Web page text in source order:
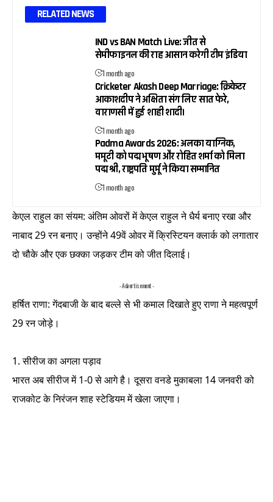
RELATED NEWS
IND vs BAN Match Live: जीत से
सेमीफाइनल की राह आसान करेगी टीम इंडिया
1 month ago
Cricketer Akash Deep Marriage: क्रिकेटर
आकाशदीप ने अक्षिता संग लिए सात फेरे,
वाराणसी में हुई शाही शादी।
1 month ago
Padma Awards 2026: अलका याग्निक,
ममूटी को पद्म भूषण और रोहित शर्मा को मिला
पद्म श्री, राष्ट्रपति मुर्मू ने किया सम्मानित
1 month ago
केएल राहुल का संयम: अंतिम ओवरों में केएल राहुल ने धैर्य बनाए रखा और
नाबाद 29 रन बनाए। उन्होंने 49वें ओवर में क्रिस्टियन क्लार्क को लगातार
दो चौके और एक छक्का जड़कर टीम को जीत दिलाई।
- Advertisement -
हर्षित राणा: गेंदबाजी के बाद बल्ले से भी कमाल दिखाते हुए राणा ने महत्वपूर्ण
29 रन जोड़े।
सीरीज का अगला पड़ाव
भारत अब सीरीज में 1-0 से आगे है। दूसरा वनडे मुकाबला 14 जनवरी को
राजकोट के निरंजन शाह स्टेडियम में खेला जाएगा।